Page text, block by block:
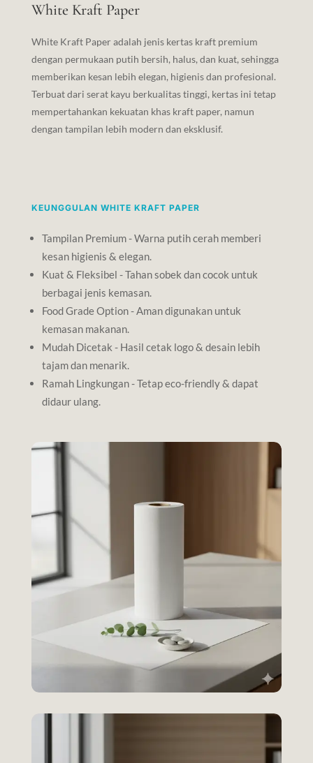
White Kraft Paper
White Kraft Paper adalah jenis kertas kraft premium
dengan permukaan putih bersih, halus, dan kuat, sehingga
memberikan kesan lebih elegan, higienis dan profesional.
Terbuat dari serat kayu berkualitas tinggi, kertas ini tetap
mempertahankan kekuatan khas kraft paper, namun
dengan tampilan lebih modern dan eksklusif.
KEUNGGULAN WHITE KRAFT PAPER
Tampilan Premium - Warna putih cerah memberi
kesan higienis & elegan.
Kuat & Fleksibel - Tahan sobek dan cocok untuk
berbagai jenis kemasan.
Food Grade Option - Aman digunakan untuk
kemasan makanan.
Mudah Dicetak - Hasil cetak logo & desain lebih
tajam dan menarik.
Ramah Lingkungan - Tetap eco-friendly & dapat
didaur ulang.